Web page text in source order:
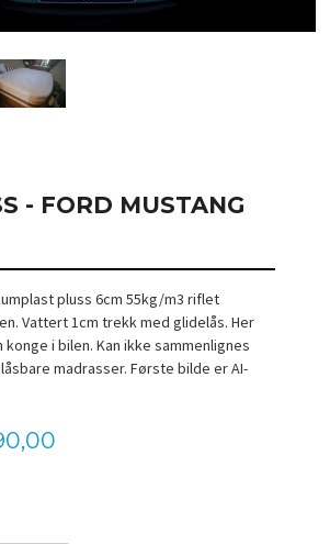
- FORD MUSTANG
pluss 6cm 55kg/m3 riflet
Vattert 1cm trekk med glidelås. Her
konge i bilen. Kan ikke sammenlignes
madrasser. Første bilde er AI-